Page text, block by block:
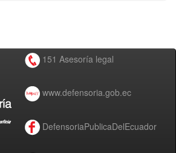
151 Asesoría legal
www.defensoria.gob.ec
DefensoriaPublicaDelEcuador